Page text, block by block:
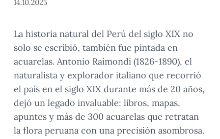
14.10.2025
La historia natural del Perú del siglo XIX no
solo se escribió, también fue pintada en
acuarelas. Antonio Raimondi (1826-1890), el
naturalista y explorador italiano que recorrió
el país en el siglo XIX durante más de 20 años,
dejó un legado invaluable: libros, mapas,
apuntes y más de 300 acuarelas que retratan
la flora peruana con una precisión asombrosa.